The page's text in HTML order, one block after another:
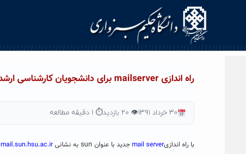
راه اندازی mailserver برای دانشجویان کارشناسی ارشد
۳۰ خرداد ۱۳۹۱ 👁 ۲۰ بازدید ⏱ ۱ دقیقه مطالعه
با راه اندازیmail server جدید با عنوان sun به نشانیmail.sun.hsu.ac.ir